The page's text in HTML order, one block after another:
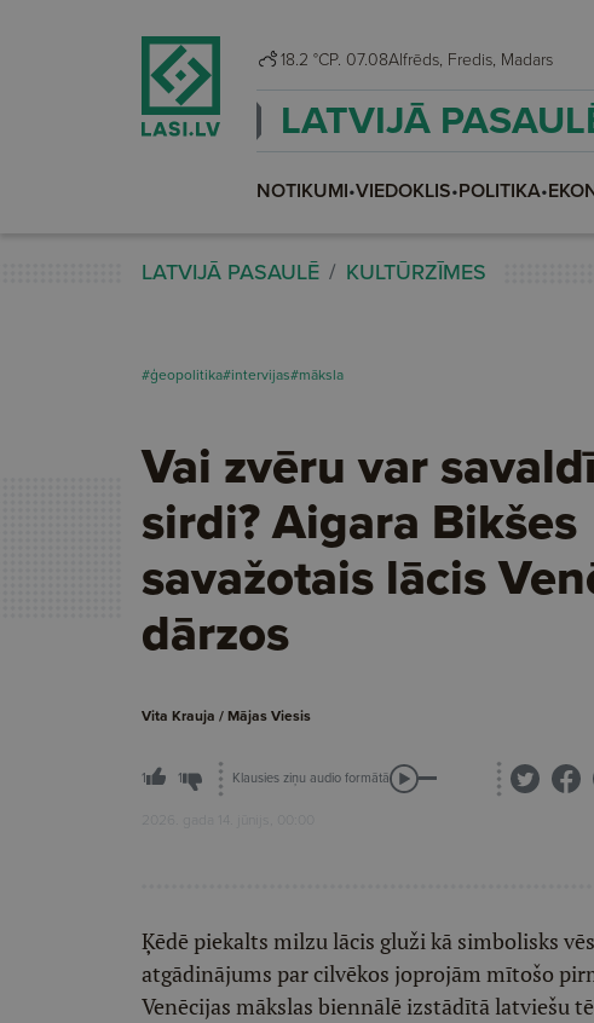
18.2 °CP. 07.08 Alfrēds, Fredis, Madars
LATVIJĀ
NOTIKUMI•VIEDOKLIS•POLITIKA•
LATVIJĀ PASAULĒ KULTŪRZĪMES
#ģeopolitika#intervijas#māksla
Vai zvēru var
sirdi? Aigara Bikšes
savažotais lācis
dārzos
Vita Krauja / Mājas Viesis
1 1 Klausies ziņu audio formātā
2026. gada 14. jūnijs, 00:00
Ķēdē piekalts milzu lācis gluži kā simbolisks
atgādinājums par cilvēkos joprojām mītošo
Venēcijas mākslas biennālē izstādītā latviešu